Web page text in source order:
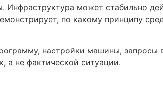
Инфраструктура может стабильно
по какому принципу
настройки машины,
а не фактической ситуации.